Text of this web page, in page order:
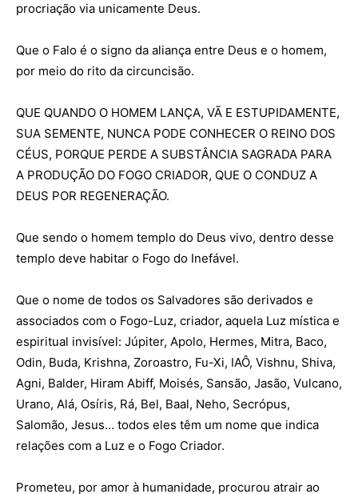
procriação via unicamente Deus.
Que o Falo é o signo da aliança entre Deus e o homem,
por meio do rito da circuncisão.
QUE QUANDO O HOMEM LANÇA, VÃ E ESTUPIDAMENTE,
SUA SEMENTE, NUNCA PODE CONHECER O REINO DOS
CÉUS, PORQUE PERDE A SUBSTÂNCIA SAGRADA PARA
A PRODUÇÃO DO FOGO CRIADOR, QUE O CONDUZ A
DEUS POR REGENERAÇÃO.
Que sendo o homem templo do Deus vivo, dentro desse
templo deve habitar o Fogo do Inefável.
Que o nome de todos os Salvadores são derivados e
associados com o Fogo-Luz, criador, aquela Luz mística e
espiritual invisível: Júpiter, Apolo, Hermes, Mitra, Baco,
Odin, Buda, Krishna, Zoroastro, Fu-Xi, IAÔ, Vishnu, Shiva,
Agni, Balder, Hiram Abiff, Moisés, Sansão, Jasão, Vulcano,
Urano, Alá, Osíris, Rá, Bel, Baal, Neho, Secrópus,
Salomão, Jesus… todos eles têm um nome que indica
relações com a Luz e o Fogo Criador.
Prometeu, por amor à humanidade, procurou atrair ao